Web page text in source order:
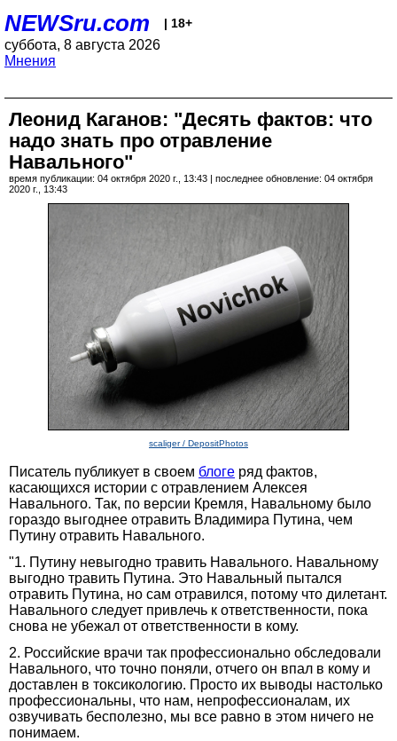
NEWSru.com | 18+
суббота, 8 августа 2026
Мнения
Леонид Каганов: "Десять фактов: что
надо знать про отравление
Навального"
время публикации: 04 октября 2020 г., 13:43 | последнее обновление: 04 октября
2020 г., 13:43
scaliger / DepositPhotos
Писатель публикует в своем блоге ряд фактов,
касающихся истории с отравлением Алексея
Навального. Так, по версии Кремля, Навальному было
гораздо выгоднее отравить Владимира Путина, чем
Путину отравить Навального.
"1. Путину невыгодно травить Навального. Навальному
выгодно травить Путина. Это Навальный пытался
отравить Путина, но сам отравился, потому что дилетант.
Навального следует привлечь к ответственности, пока
снова не убежал от ответственности в кому.
2. Российские врачи так профессионально обследовали
Навального, что точно поняли, отчего он впал в кому и
доставлен в токсикологию. Просто их выводы настолько
профессиональны, что нам, непрофессионалам, их
озвучивать бесполезно, мы все равно в этом ничего не
понимаем.